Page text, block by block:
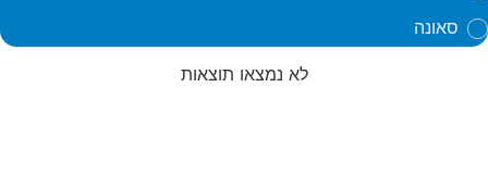
סאונה
לא נמצאו תוצאות